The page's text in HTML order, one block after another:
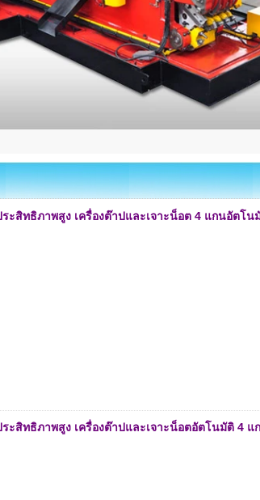
ระสิทธิภาพสูง เครื่องต๊าปและเจาะน็อต 4 แกนอัตโน
ระสิทธิภาพสูง เครื่องต๊าปและเจาะน็อตอัตโนมัติ 4